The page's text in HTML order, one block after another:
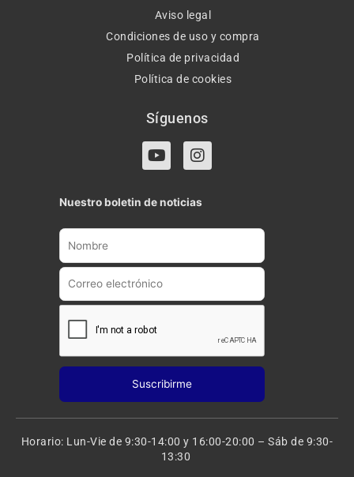
Aviso legal
Condiciones de uso y compra
Política de privacidad
Política de cookies
Síguenos
Y
o
t
u
b
I
n
t
a
g
a
Nuestro boletin de noticias
Horario: Lun-Vie de 9:30-14:00 y 16:00-20:00 – Sáb de 9:30-
13:30